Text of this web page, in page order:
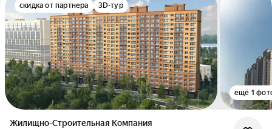
скидка от партнера 3D-тур
ещё 1
Жилищно-Строительная Компания